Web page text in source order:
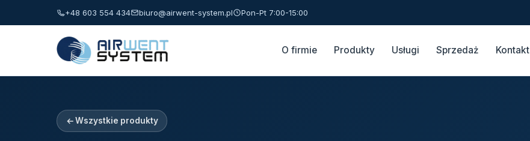
+48 603 554 434 biuro@airwent-system.pl Pon-Pt 7:00-15:00
O firmie Produkty Usługi Sprzedaż Kontakt
Wszystkie produkty